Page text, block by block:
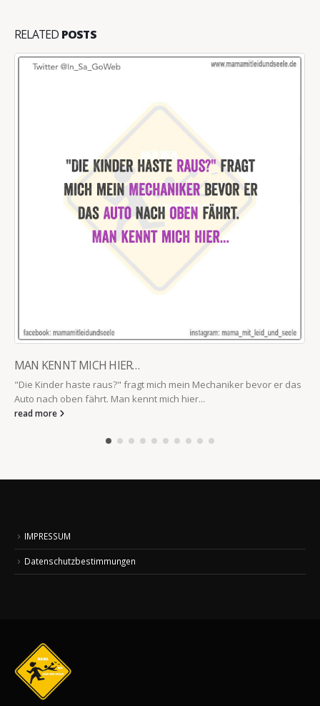
RELATED POSTS
MAN KENNT MICH HIER…
"Die Kinder haste raus?" fragt mich mein Mechaniker bevor er das
Auto nach oben fährt. Man kennt mich hier...
read more
IMPRESSUM
Datenschutzbestimmungen